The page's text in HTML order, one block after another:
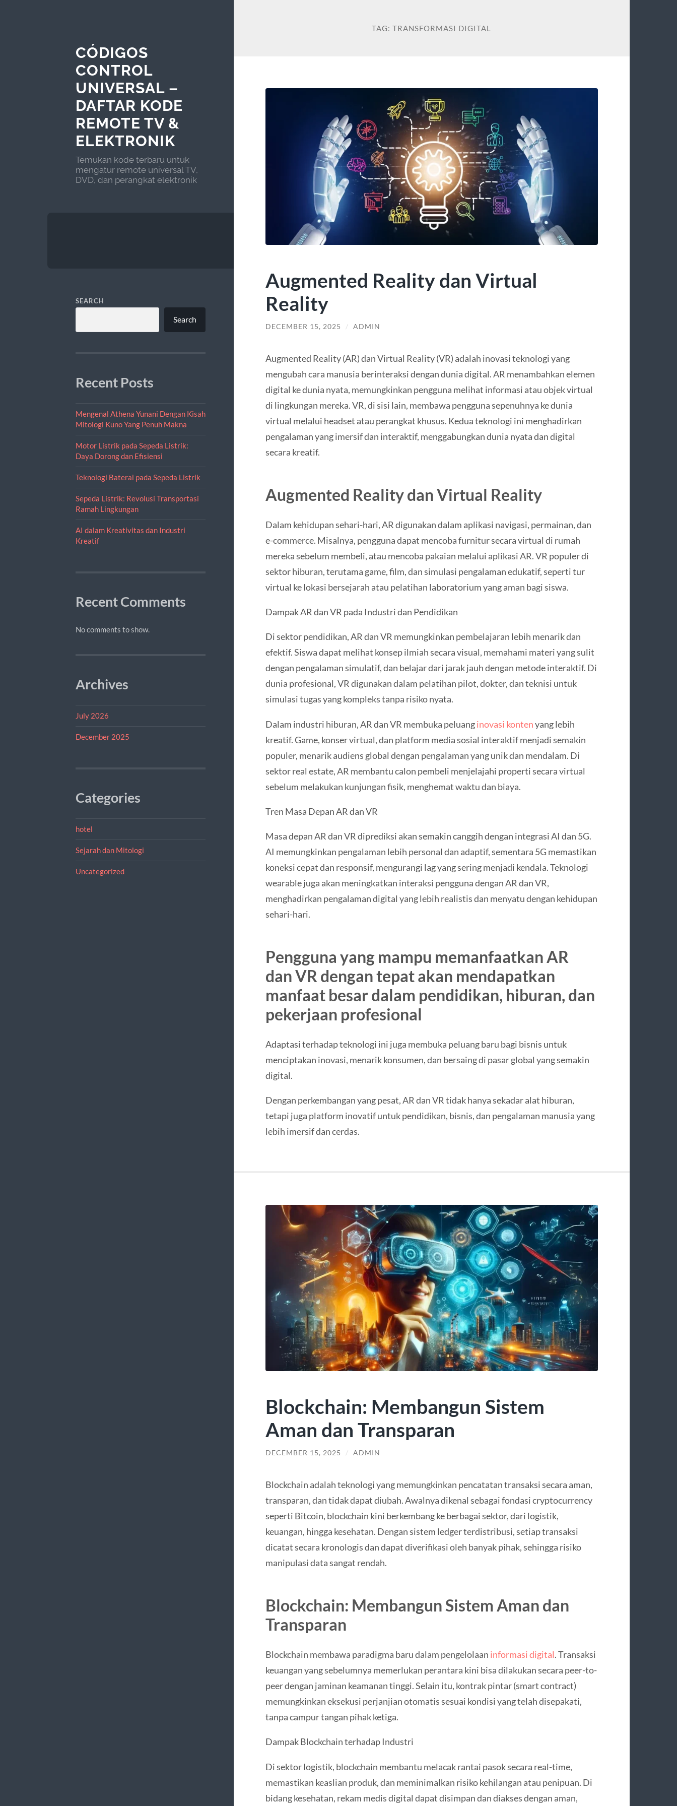
CÓDIGOS
CONTROL
UNIVERSAL –
DAFTAR KODE
REMOTE TV &
ELEKTRONIK
Temukan kode terbaru untuk
mengatur remote universal TV,
DVD, dan perangkat elektronik
SEARCH
Search
Recent Posts
Mengenal Athena Yunani Dengan Kisah
Mitologi Kuno Yang Penuh Makna
Motor Listrik pada Sepeda Listrik:
Daya Dorong dan Efisiensi
Teknologi Baterai pada Sepeda Listrik
Sepeda Listrik: Revolusi Transportasi
Ramah Lingkungan
AI dalam Kreativitas dan Industri
Kreatif
Recent Comments
No comments to show.
Archives
July 2026
December 2025
Categories
hotel
Sejarah dan Mitologi
Uncategorized
TAG:TRANSFORMASI DIGITAL
Augmented Reality dan Virtual
Reality
DECEMBER 15, 2025 / ADMIN
Augmented Reality (AR) dan Virtual Reality (VR) adalah inovasi teknologi yang
mengubah cara manusia berinteraksi dengan dunia digital. AR menambahkan elemen
digital ke dunia nyata, memungkinkan pengguna melihat informasi atau objek virtual
di lingkungan mereka. VR, di sisi lain, membawa pengguna sepenuhnya ke dunia
virtual melalui headset atau perangkat khusus. Kedua teknologi ini menghadirkan
pengalaman yang imersif dan interaktif, menggabungkan dunia nyata dan digital
secara kreatif.
Augmented Reality dan Virtual Reality
Dalam kehidupan sehari-hari, AR digunakan dalam aplikasi navigasi, permainan, dan
e-commerce. Misalnya, pengguna dapat mencoba furnitur secara virtual di rumah
mereka sebelum membeli, atau mencoba pakaian melalui aplikasi AR. VR populer di
sektor hiburan, terutama game, film, dan simulasi pengalaman edukatif, seperti tur
virtual ke lokasi bersejarah atau pelatihan laboratorium yang aman bagi siswa.
Dampak AR dan VR pada Industri dan Pendidikan
Di sektor pendidikan, AR dan VR memungkinkan pembelajaran lebih menarik dan
efektif. Siswa dapat melihat konsep ilmiah secara visual, memahami materi yang sulit
dengan pengalaman simulatif, dan belajar dari jarak jauh dengan metode interaktif. Di
dunia profesional, VR digunakan dalam pelatihan pilot, dokter, dan teknisi untuk
simulasi tugas yang kompleks tanpa risiko nyata.
Dalam industri hiburan, AR dan VR membuka peluanginovasi kontenyang lebih
kreatif. Game, konser virtual, dan platform media sosial interaktif menjadi semakin
populer, menarik audiens global dengan pengalaman yang unik dan mendalam. Di
sektor real estate, AR membantu calon pembeli menjelajahi properti secara virtual
sebelum melakukan kunjungan fisik, menghemat waktu dan biaya.
Tren Masa Depan AR dan VR
Masa depan AR dan VR diprediksi akan semakin canggih dengan integrasi AI dan 5G.
AI memungkinkan pengalaman lebih personal dan adaptif, sementara 5G memastikan
koneksi cepat dan responsif, mengurangi lag yang sering menjadi kendala. Teknologi
wearable juga akan meningkatkan interaksi pengguna dengan AR dan VR,
menghadirkan pengalaman digital yang lebih realistis dan menyatu dengan kehidupan
sehari-hari.
Pengguna yang mampu memanfaatkan AR
dan VR dengan tepat akan mendapatkan
manfaat besar dalam pendidikan, hiburan, dan
pekerjaan profesional
Adaptasi terhadap teknologi ini juga membuka peluang baru bagi bisnis untuk
menciptakan inovasi, menarik konsumen, dan bersaing di pasar global yang semakin
digital.
Dengan perkembangan yang pesat, AR dan VR tidak hanya sekadar alat hiburan,
tetapi juga platform inovatif untuk pendidikan, bisnis, dan pengalaman manusia yang
lebih imersif dan cerdas.
Blockchain: Membangun Sistem
Aman dan Transparan
DECEMBER 15, 2025 / ADMIN
Blockchain adalah teknologi yang memungkinkan pencatatan transaksi secara aman,
transparan, dan tidak dapat diubah. Awalnya dikenal sebagai fondasi cryptocurrency
seperti Bitcoin, blockchain kini berkembang ke berbagai sektor, dari logistik,
keuangan, hingga kesehatan. Dengan sistem ledger terdistribusi, setiap transaksi
dicatat secara kronologis dan dapat diverifikasi oleh banyak pihak, sehingga risiko
manipulasi data sangat rendah.
Blockchain: Membangun Sistem Aman dan
Transparan
Blockchain membawa paradigma baru dalam pengelolaan informasi digital. Transaksi
keuangan yang sebelumnya memerlukan perantara kini bisa dilakukan secara peer-to-
peer dengan jaminan keamanan tinggi. Selain itu, kontrak pintar (smart contract)
memungkinkan eksekusi perjanjian otomatis sesuai kondisi yang telah disepakati,
tanpa campur tangan pihak ketiga.
Dampak Blockchain terhadap Industri
Di sektor logistik, blockchain membantu melacak rantai pasok secara real-time,
memastikan keaslian produk, dan meminimalkan risiko kehilangan atau penipuan. Di
bidang kesehatan, rekam medis digital dapat disimpan dan diakses dengan aman,